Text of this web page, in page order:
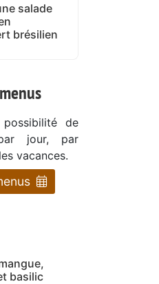
salade
brésilien
de
jour, par
vacances.
basilic